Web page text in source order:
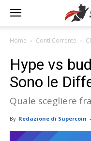
Home Conti Corrente
Hype vs
Sono le
Quale scegliere
By Redazione di Supercoin -